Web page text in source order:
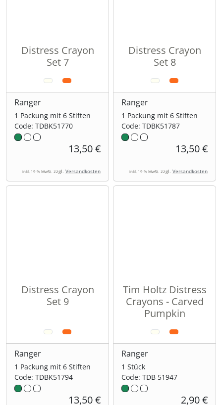
Distress Crayon
Set 7
Ranger
1 Packung mit 6 Stiften
Code: TDBK51770
13,50 €
inkl. 19 % MwSt. zzgl. Versandkosten
Distress Crayon
Set 8
Ranger
1 Packung mit 6 Stiften
Code: TDBK51787
13,50 €
inkl. 19 % MwSt. zzgl. Versandkosten
Distress Crayon
Set 9
Ranger
1 Packung mit 6 Stiften
Code: TDBK51794
13,50 €
Tim Holtz Distress
Crayons - Carved
Pumpkin
Ranger
1 Stück
Code: TDB 51947
2,90 €